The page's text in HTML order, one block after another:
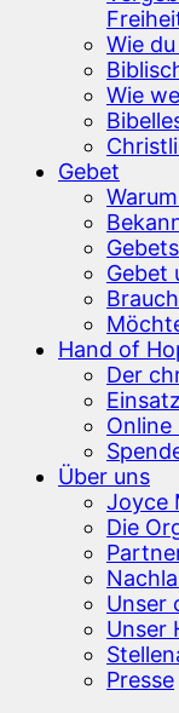
Wie
Wie
Gebet
Gebet
Hand of
Der
Online
Über uns
Joyce
Die
Unser
Unser
Presse